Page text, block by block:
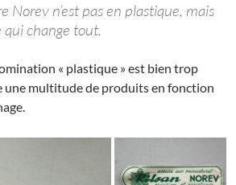
Norev n’est pas en plastique, mais
qui change tout.
« plastique » est bien trop
une multitude de produits en fonction